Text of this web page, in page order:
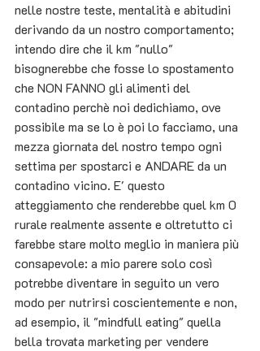
nelle nostre teste, mentalità e abitudini
derivando da un nostro comportamento;
intendo dire che il km "nullo"
bisognerebbe che fosse lo spostamento
che NON FANNO gli alimenti del
contadino perchè noi dedichiamo, ove
possibile ma se lo è poi lo facciamo, una
mezza giornata del nostro tempo ogni
settima per spostarci e ANDARE da un
contadino vicino. E' questo
atteggiamento che renderebbe quel km 0
rurale realmente assente e oltretutto ci
farebbe stare molto meglio in maniera più
consapevole: a mio parere solo così
potrebbe diventare in seguito un vero
modo per nutrirsi coscientemente e non,
ad esempio, il "mindfull eating" quella
bella trovata marketing per vendere